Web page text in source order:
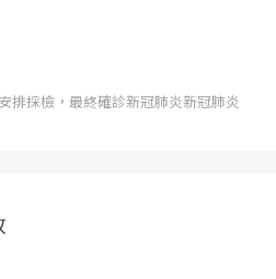
排採檢，最終確診新冠肺炎新冠肺炎